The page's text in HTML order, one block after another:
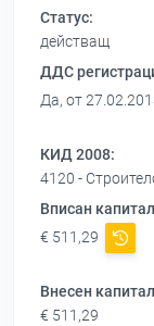
Статус:
действащ
ДДС
Да, от
КИД 2008:
4120 -
Вписан
€ 511,29
Внесен
€ 511,29